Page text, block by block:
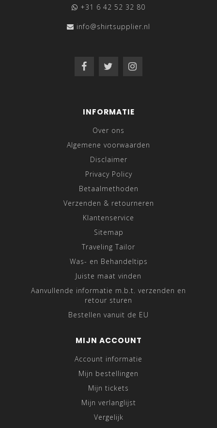
+31 6 42 52 32 80
info@shirtsupplier.nl
INFORMATIE
Over ons
Algemene voorwaarden
Disclaimer
Privacy Policy
Betaalmethoden
Verzenden & retourneren
Klantenservice
Sitemap
Traveling Tailor
Was- en Behandeltips
Juiste maat vinden
Aanvullende informatie m.b.t. verzenden en
retour sturen
Bestellen vanuit de EU
MIJN ACCOUNT
Account informatie
Mijn bestellingen
Mijn tickets
Mijn verlanglijst
Vergelijk